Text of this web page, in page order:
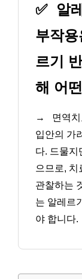
✅
알
부작용
르기
해 어
→
면역
입안의 가
다. 드물지
으므로,
관찰하는
는 알레르
야 합니다.